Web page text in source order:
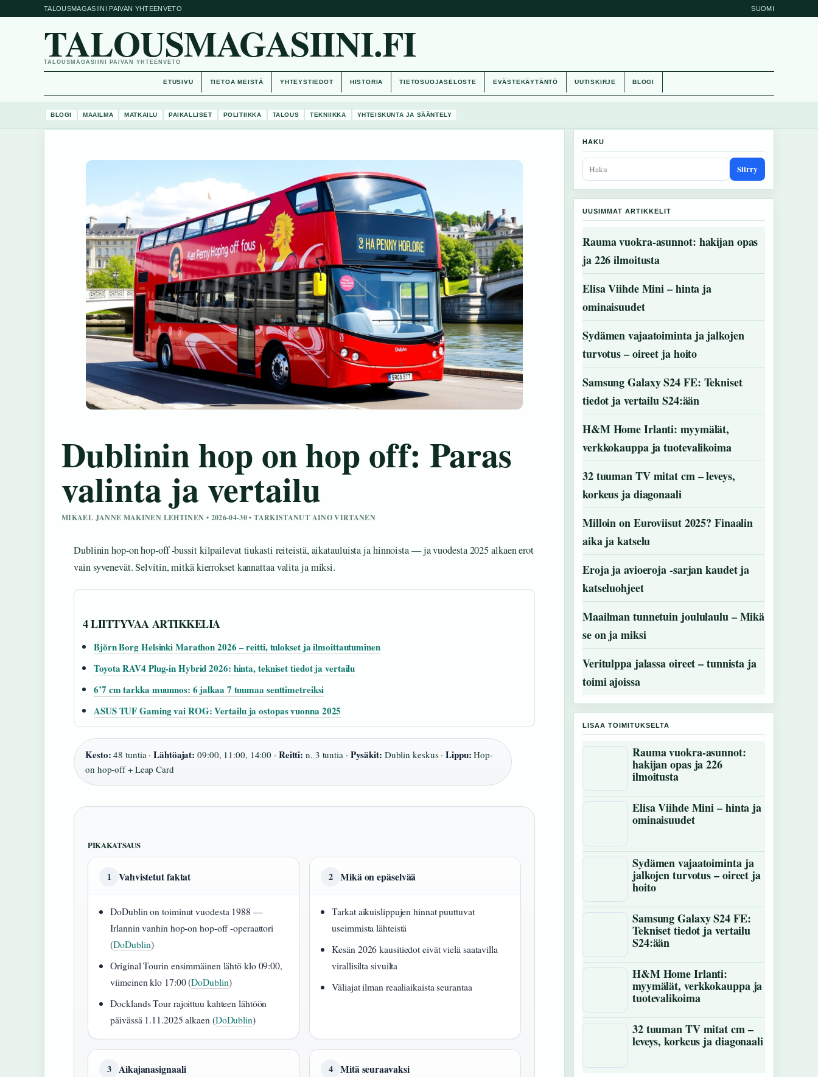
TALOUSMAGASIINI PAIVAN YHTEENVETO SUOMI
TALOUSMAGASIINI.FI
TALOUSMAGASIINI PAIVAN YHTEENVETO
ETUSIVU TIETOA MEISTÄ YHTEYSTIEDOT HISTORIA TIETOSUOJASELOSTE EVÄSTEKÄYTÄNTÖ UUTISKIRJE BLOGI
BLOGI MAAILMA MATKAILU PAIKALLISET POLITIIKKA TALOUS TEKNIIKKA YHTEISKUNTA JA SÄÄNTELY
Dublinin hop on hop off: Paras
valinta ja vertailu
MIKAEL JANNE MAKINEN LEHTINEN • 2026-04-30 • TARKISTANUT AINO VIRTANEN
Dublinin hop-on hop-off -bussit kilpailevat tiukasti reiteistä, aikatauluista ja hinnoista — ja vuodesta 2025 alkaen erot
vain syvenevät. Selvitin, mitkä kierrokset kannattaa valita ja miksi.
4 LIITTYVAA ARTIKKELIA
Björn Borg Helsinki Marathon 2026 – reitti, tulokset ja ilmoittautuminen
Toyota RAV4 Plug-in Hybrid 2026: hinta, tekniset tiedot ja vertailu
6’7 cm tarkka muunnos: 6 jalkaa 7 tuumaa senttimetreiksi
ASUS TUF Gaming vai ROG: Vertailu ja ostopas vuonna 2025
Kesto: 48 tuntia ·Lähtöajat: 09:00, 11:00, 14:00 · Reitti: n. 3 tuntia · Pysäkit: Dublin keskus ·Lippu: Hop-
on hop-off + Leap Card
PIKAKATSAUS
1 Vahvistetut faktat
DoDublin on toiminut vuodesta 1988 —
Irlannin vanhin hop-on hop-off -operaattori
(DoDublin)
Original Tourin ensimmäinen lähtö klo 09:00,
viimeinen klo 17:00 (DoDublin)
Docklands Tour rajoittuu kahteen lähtöön
päivässä 1.11.2025 alkaen (DoDublin)
2 Mikä on epäselvää
Tarkat aikuislippujen hinnat puuttuvat
useimmista lähteistä
Kesän 2026 kausitiedot eivät vielä saatavilla
virallisilta sivuilta
Väliajat ilman reaaliaikaista seurantaa
3 Aikajanasignaali 4 Mitä seuraavaksi
HAKU
Siirry
UUSIMMAT ARTIKKELIT
Rauma vuokra-asunnot: hakijan opas
ja 226 ilmoitusta
Elisa Viihde Mini – hinta ja
ominaisuudet
Sydämen vajaatoiminta ja jalkojen
turvotus – oireet ja hoito
Samsung Galaxy S24 FE: Tekniset
tiedot ja vertailu S24:ään
H&M Home Irlanti: myymälät,
verkkokauppa ja tuotevalikoima
32 tuuman TV mitat cm – leveys,
korkeus ja diagonaali
Milloin on Euroviisut 2025? Finaalin
aika ja katselu
Eroja ja avioeroja -sarjan kaudet ja
katseluohjeet
Maailman tunnetuin joululaulu – Mikä
se on ja miksi
Veritulppa jalassa oireet – tunnista ja
toimi ajoissa
LISAA TOIMITUKSELTA
Rauma vuokra-asunnot:
hakijan opas ja 226
ilmoitusta
Elisa Viihde Mini – hinta ja
ominaisuudet
Sydämen vajaatoiminta ja
jalkojen turvotus – oireet ja
hoito
Samsung Galaxy S24 FE:
Tekniset tiedot ja vertailu
S24:ään
H&M Home Irlanti:
myymälät, verkkokauppa ja
tuotevalikoima
32 tuuman TV mitat cm –
leveys, korkeus ja diagonaali